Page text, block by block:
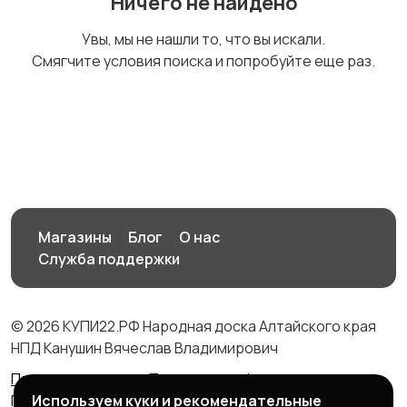
Другое
Увы, мы не нашли то, что вы искали.
Смягчите условия поиска и попробуйте еще раз.
Магазины Блог
О нас
Служба поддержки
© 2026 КУПИ22.РФ Народная доска Алтайского края
НПД Канушин Вячеслав Владимирович
Правила сервиса
Политика конфиденциальности
Политика использования cookie
Используем куки и рекомендательные